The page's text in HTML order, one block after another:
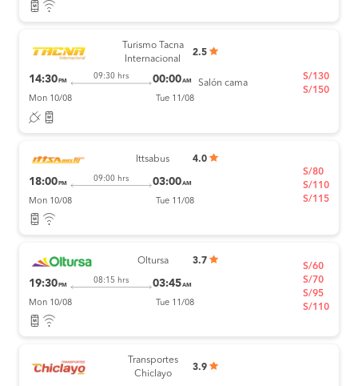
Turismo Tacna
Internacional
2.5
14:30 PM
09:30 hrs 00:00AM
Mon 10/08 Tue 11/08
Salón cama
S/130
S/150
Ittsabus 4.0
18:00 PM
09:00 hrs 03:00AM
Mon 10/08 Tue 11/08
S/80
S/110
S/115
Oltursa 3.7
19:30 PM
08:15 hrs 03:45AM
Mon 10/08 Tue 11/08
S/60
S/70
S/95
S/110
Transportes
Chiclayo
3.9